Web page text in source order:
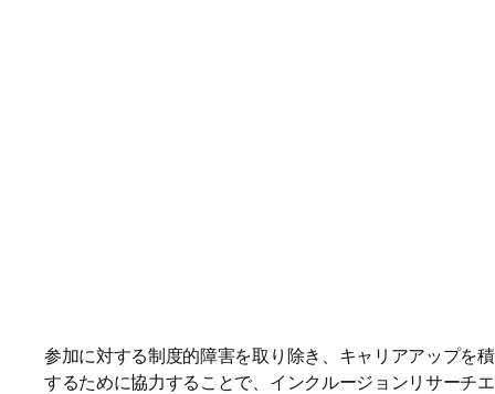
参加に対する制度的障害を取り除き、キャリアアップを
するために協力することで、インクルージョンリサーチ